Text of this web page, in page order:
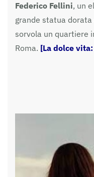
Federico Fellini, un
grande statua
sorvola un quartiere
Roma. [La dolce